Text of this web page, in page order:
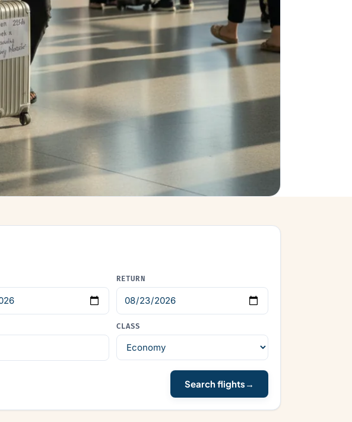
RETURN
CLASS
Search flights →